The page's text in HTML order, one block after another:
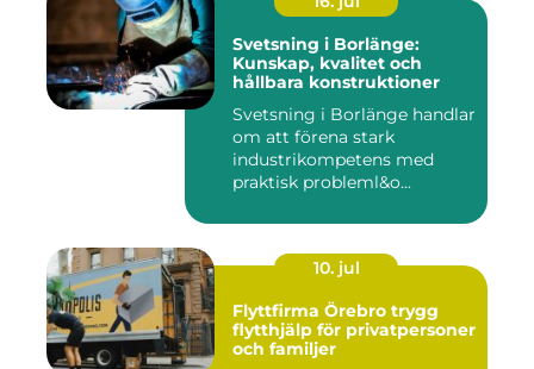
Svetsning i Borlänge:
Kunskap, kvalitet och
hållbara konstruktioner
Svetsning i Borlänge handlar
om att förena stark
industrikompetens med
praktisk probleml&o...
10. jul
Flyttfirma Örebro trygg
flytthjälp för privatpersoner
och familjer